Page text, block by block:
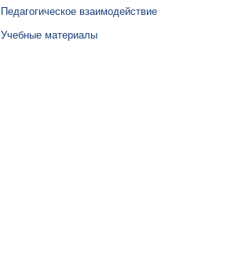
Педагогическое взаимодействие
Учебные материалы